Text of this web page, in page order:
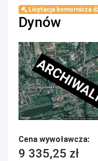
Licytacja komornicza
Dynów
Cena wywoławcza:
9 335,25 zł